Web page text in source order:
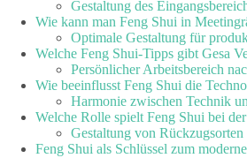
Gestaltung des
Wie kann man Feng Shui in
Optimale Gestaltung für
Welche Feng Shui-Tipps gibt Gesa
Persönlicher Arbeitsbereich
Wie beeinflusst Feng Shui die
Harmonie zwischen Technik
Welche Rolle spielt Feng Shui bei
Gestaltung von Rückzugsorten
Feng Shui als Schlüssel zum